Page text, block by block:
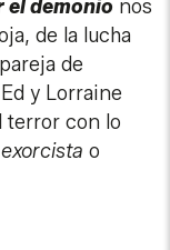
el demonio nos
de la lucha
de
y Lorraine
terror con lo
o